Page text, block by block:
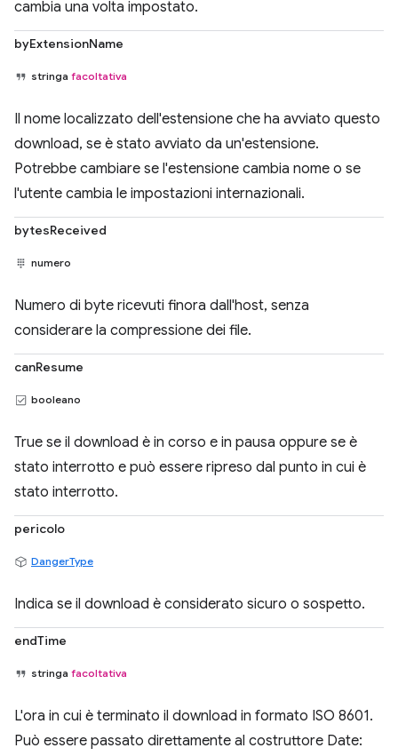
cambia una volta impostato.
byExtensionName
stringa facoltativa
Il nome localizzato dell'estensione che ha avviato questo
download, se è stato avviato da un'estensione.
Potrebbe cambiare se l'estensione cambia nome o se
l'utente cambia le impostazioni internazionali.
bytesReceived
numero
Numero di byte ricevuti finora dall'host, senza
considerare la compressione dei file.
canResume
booleano
True se il download è in corso e in pausa oppure se è
stato interrotto e può essere ripreso dal punto in cui è
stato interrotto.
pericolo
DangerType
Indica se il download è considerato sicuro o sospetto.
endTime
stringa facoltativa
L'ora in cui è terminato il download in formato ISO 8601.
Può essere passato direttamente al costruttore Date: